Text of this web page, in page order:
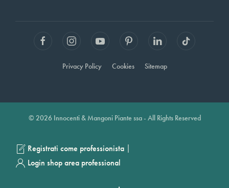
Privacy Policy Cookies Sitemap
© 2026 Innocenti & Mangoni Piante ssa - All Rights Reserved
Registrati come professionista |
Login shop area professional